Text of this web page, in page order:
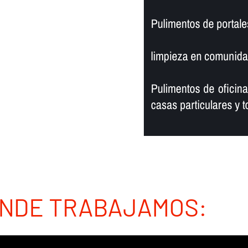
Pulimentos de
limpieza en
Pulimentos de
casas particulares y
TRABAJAMOS: